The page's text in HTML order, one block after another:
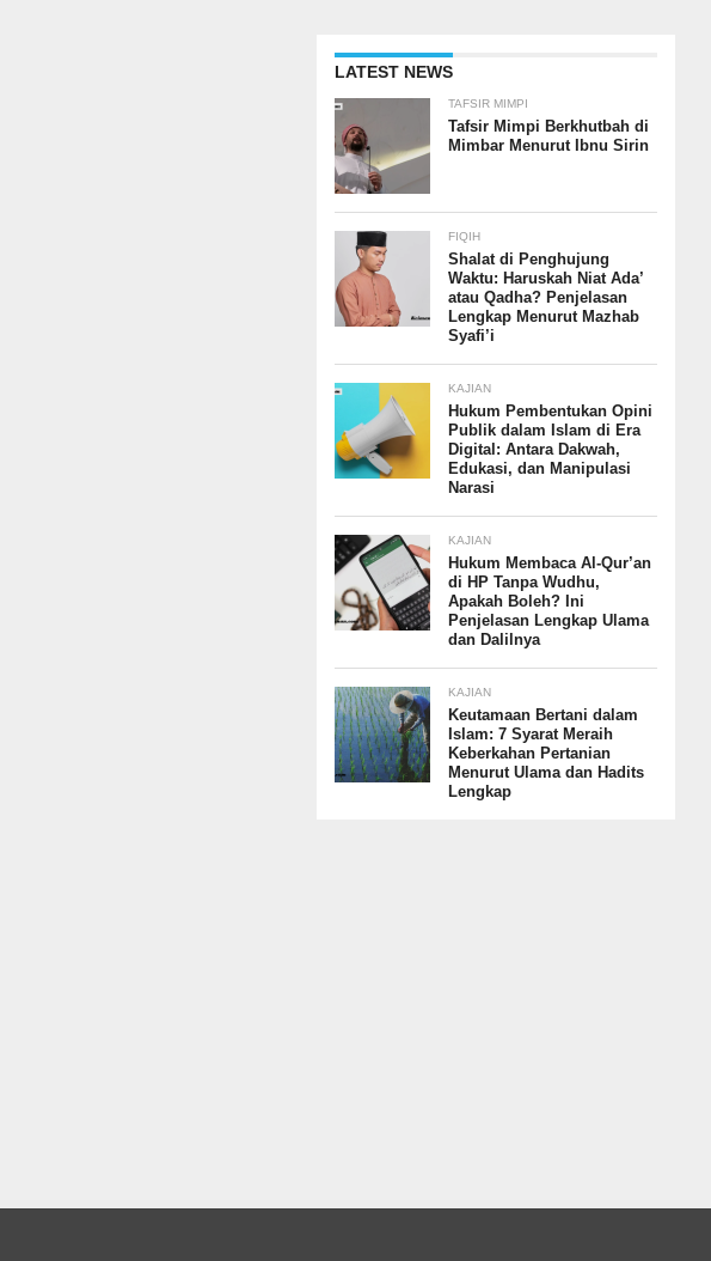
LATEST NEWS
TAFSIR MIMPI
Tafsir Mimpi Berkhutbah di
Mimbar Menurut Ibnu Sirin
FIQIH
Shalat di Penghujung
Waktu: Haruskah Niat Ada’
atau Qadha? Penjelasan
Lengkap Menurut Mazhab
Syafi’i
KAJIAN
Hukum Pembentukan Opini
Publik dalam Islam di Era
Digital: Antara Dakwah,
Edukasi, dan Manipulasi
Narasi
KAJIAN
Hukum Membaca Al-Qur’an
di HP Tanpa Wudhu,
Apakah Boleh? Ini
Penjelasan Lengkap Ulama
dan Dalilnya
KAJIAN
Keutamaan Bertani dalam
Islam: 7 Syarat Meraih
Keberkahan Pertanian
Menurut Ulama dan Hadits
Lengkap